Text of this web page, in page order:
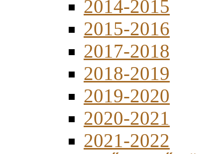
2014-2015
2015-2016
2017-2018
2018-2019
2019-2020
2020-2021
2021-2022